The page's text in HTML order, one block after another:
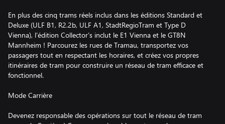
En plus des cinq trams réels inclus dans les éditions Standard et
Deluxe (ULF B1, R2.2b, ULF A1, StadtRegioTram et Type D
Vienna), l'édition Collector’s inclut le E1 Vienna et le GT8N
Mannheim ! Parcourez les rues de Tramau, transportez vos
passagers tout en respectant les horaires, et créez vos propres
itinéraires de tram pour construire un réseau de tram efficace et
fonctionnel.
Mode Carrière
Devenez responsable des opérations sur tout le réseau de tram